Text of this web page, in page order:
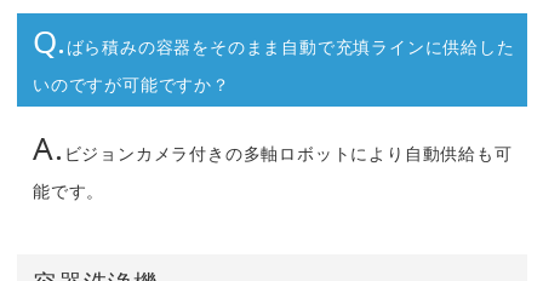
Q. ばら積みの容器をそのまま自動で充填ラインに供給した
いのですが可能ですか？
A. ビジョンカメラ付きの多軸ロボットにより自動供給も可
能です。